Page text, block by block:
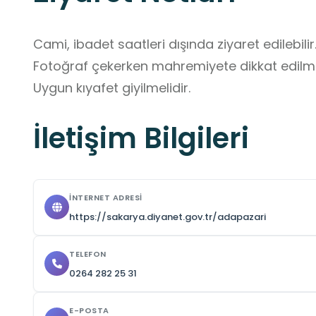
Cami, ibadet saatleri dışında ziyaret edilebilir.
Fotoğraf çekerken mahremiyete dikkat
Uygun kıyafet giyilmelidir.
İletişim Bilgileri
İNTERNET ADRESI
https://sakarya.diyanet.gov.tr/adapazari
TELEFON
0264 282 25 31
E-POSTA